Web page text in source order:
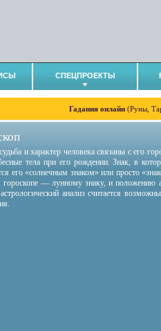
СПЕЦПРОЕКТЫ
Гадания онлайн (Руны,
и характер человека связаны с его
тела при его рождении. Знак, в
его «солнечным знаком» или просто
— лунному знаку, и положению
анализ считается